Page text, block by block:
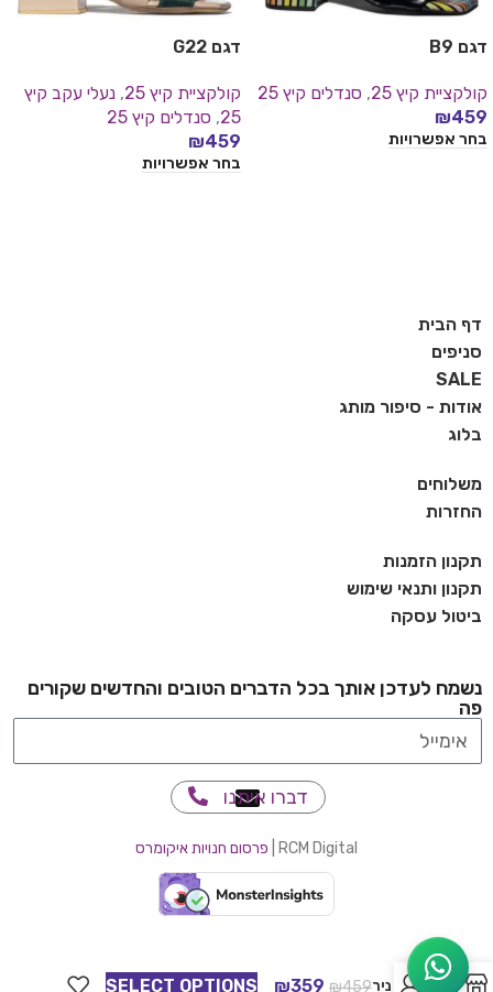
דגם B9
קולקציית קיץ 25 , סנדלים קיץ 25
₪459
בחר אפשרויות
דגם G22
קולקציית קיץ 25 , נעלי עקב קיץ
25
, סנדלים קיץ 25
₪459
בחר אפשרויות
דף הבית
סניפים
SALE
אודות - סיפור מותג
בלוג
משלוחים
החזרות
תקנון הזמנות
תקנון ותנאי שימוש
ביטול עסקה
נשמח לעדכן אותך בכל הדברים הטובים והחדשים שקורים
פה
דברו איתנו
RCM Digital | פרסום חנויות איקומרס
דגם ניר ₪459
₪359
SELECT OPTIONS 0